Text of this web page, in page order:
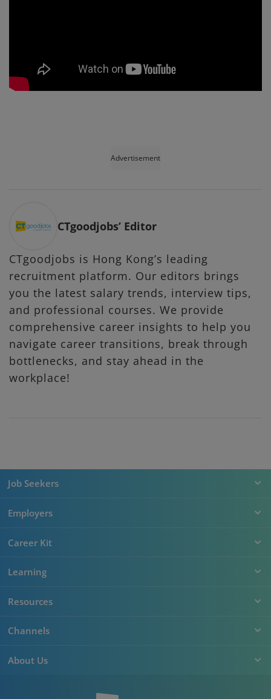
Advertisement
CTgoodjobs’ Editor
CTgoodjobs is Hong Kong’s leading
recruitment platform. Our editors brings
you the latest salary trends, interview tips,
and professional courses. We provide
comprehensive career insights to help you
navigate career transitions, break through
bottlenecks, and stay ahead in the
workplace!
Job Seekers
Employers
Career Kit
Learning
Resources
Channels
About Us